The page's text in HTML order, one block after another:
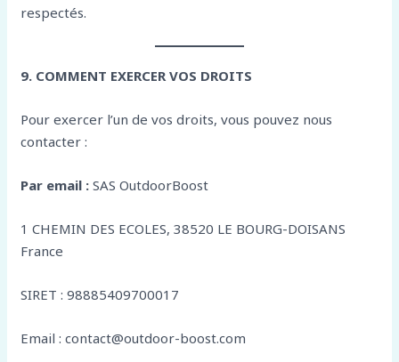
respectés.
9. COMMENT EXERCER VOS DROITS
Pour exercer l’un de vos droits, vous pouvez nous
contacter :
Par email : SAS OutdoorBoost
1 CHEMIN DES ECOLES, 38520 LE BOURG-DOISANS
France
SIRET : 98885409700017
Email : contact@outdoor-boost.com